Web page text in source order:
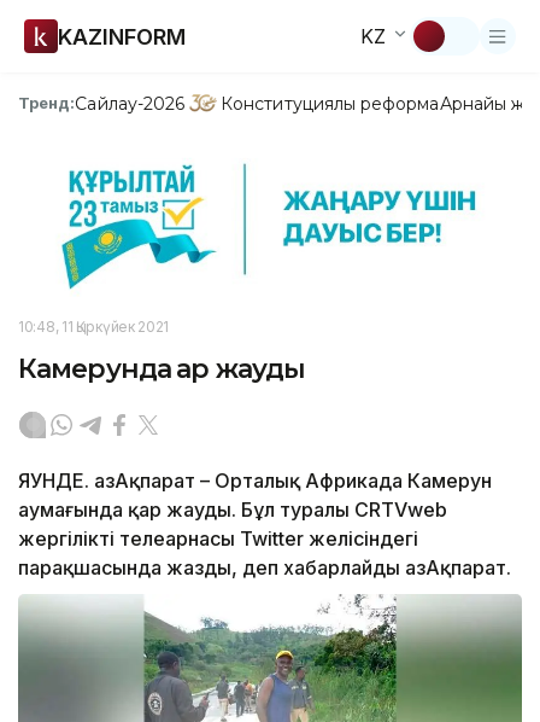
KAZINFORM KZ
Тренд:Сайлау-2026 Конституциялық реформаАрнайы
10:48, 11 Қыркүйек 2021
Камерунда қар жауды
ЯУНДЕ. ҚазАқпарат – Орталық Африкада Камерун
аумағында қар жауды. Бұл туралы CRTVweb
жергілікті телеарнасы Twitter желісіндегі
парақшасында жазды, деп хабарлайды ҚазАқпарат.